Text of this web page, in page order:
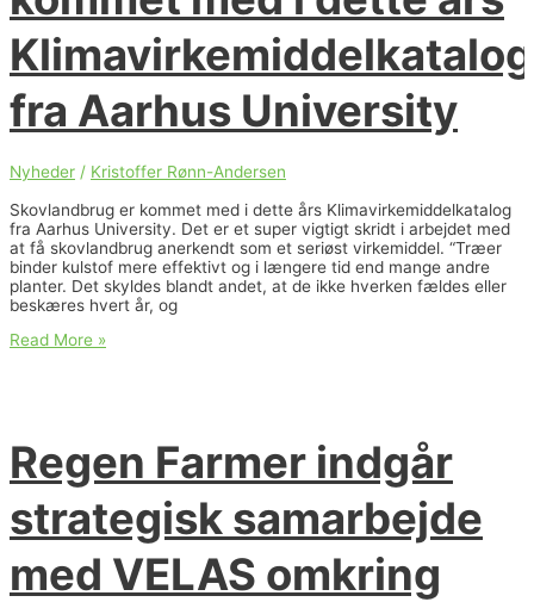
arealer
sprøjtefri
aftaler
aftaler
om
drift
Klimavirkemiddelkatalog
fra Aarhus University
Nyheder / Kristoffer Rønn-Andersen
Skovlandbrug er kommet med i dette års Klimavirkemiddelkatalog
fra Aarhus University. Det er et super vigtigt skridt i arbejdet med
at få skovlandbrug anerkendt som et seriøst virkemiddel. “Træer
binder kulstof mere effektivt og i længere tid end mange andre
planter. Det skyldes blandt andet, at de ikke hverken fældes eller
beskæres hvert år, og
Skovlandbrug
års
Klimavirkemiddelkatalog
Aarhus
University
Read More »
Regen Farmer indgår
strategisk samarbejde
med VELAS omkring